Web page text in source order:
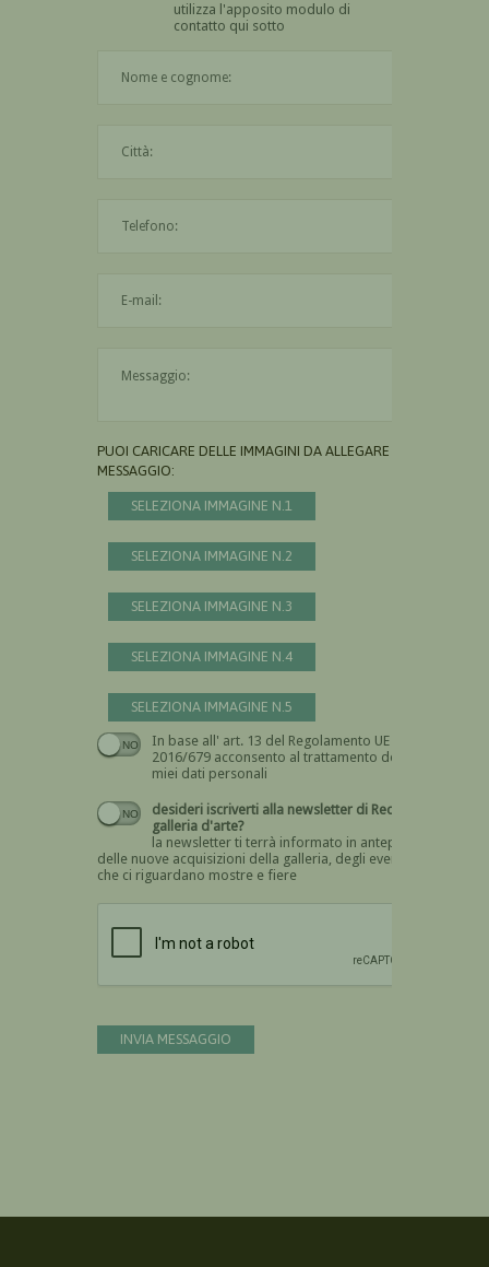
utilizza l'apposito modulo di
contatto qui sotto
PUOI CARICARE DELLE IMMAGINI DA ALLEGARE AL
MESSAGGIO:
SELEZIONA IMMAGINE N.1
SELEZIONA IMMAGINE N.2
SELEZIONA IMMAGINE N.3
SELEZIONA IMMAGINE N.4
SELEZIONA IMMAGINE N.5
In base all' art. 13 del Regolamento UE n.
2016/679 acconsento al trattamento dei
miei dati personali
Devi dare il consenso
desideri iscriverti alla newsletter di Recta
galleria d'arte?
la newsletter ti terrà informato in anteprima
delle nuove acquisizioni della galleria, degli eventi
che ci riguardano mostre e fiere
INVIA MESSAGGIO